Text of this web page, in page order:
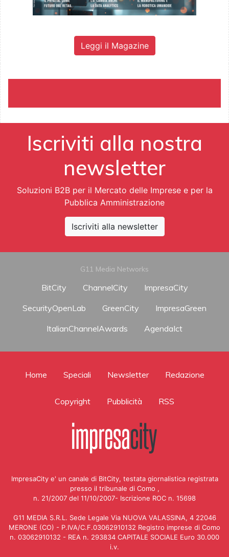
Leggi il Magazine
Iscriviti alla nostra
newsletter
Soluzioni B2B per il Mercato delle Imprese e per la
Pubblica Amministrazione
Iscriviti alla newsletter
G11 Media Networks
BitCity ChannelCity
ImpresaCity
SecurityOpenLab
GreenCity
ImpresaGreen
ItalianChannelAwards
AgendaIct
Home Speciali Newsletter Redazione
Copyright Pubblicità RSS
ImpresaCity e' un canale di BitCity, testata giornalistica registrata
presso il tribunale di Como ,
n. 21/2007 del 11/10/2007- Iscrizione ROC n. 15698
G11 MEDIA S.R.L. Sede Legale Via NUOVA VALASSINA, 4 22046
MERONE (CO) - P.IVA/C.F.03062910132 Registro imprese di Como
n. 03062910132 - REA n. 293834 CAPITALE SOCIALE Euro 30.000
i.v.